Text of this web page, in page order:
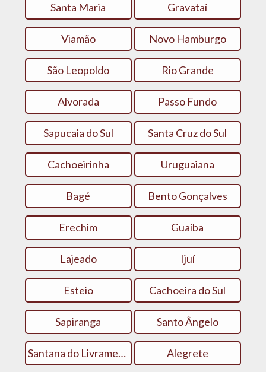
Santa Maria Gravataí
Viamão Novo Hamburgo
São Leopoldo Rio Grande
Alvorada Passo Fundo
Sapucaia do Sul Santa Cruz do Sul
Cachoeirinha Uruguaiana
Bagé Bento Gonçalves
Erechim Guaíba
Lajeado Ijuí
Esteio Cachoeira do Sul
Sapiranga Santo Ângelo
Santana do Livramento Alegrete